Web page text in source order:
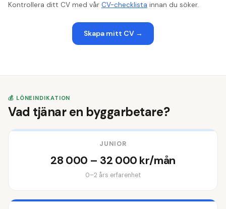
Kontrollera ditt CV med vår CV-checklista innan du söker.
Skapa mitt CV →
💰 LÖNEINDIKATION
Vad tjänar en byggarbetare?
JUNIOR
28 000 – 32 000 kr/mån
0–2 års erfarenhet